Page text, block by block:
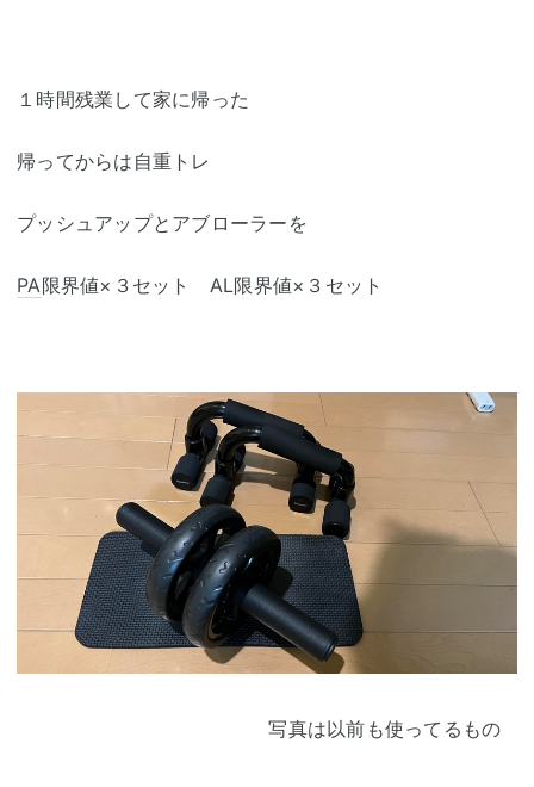
１時間残業して家に帰った
帰ってからは自重トレ
プッシュアップとアブローラーを
PA限界値×３セット AL限界値×３セット
写真は以前も使ってるもの